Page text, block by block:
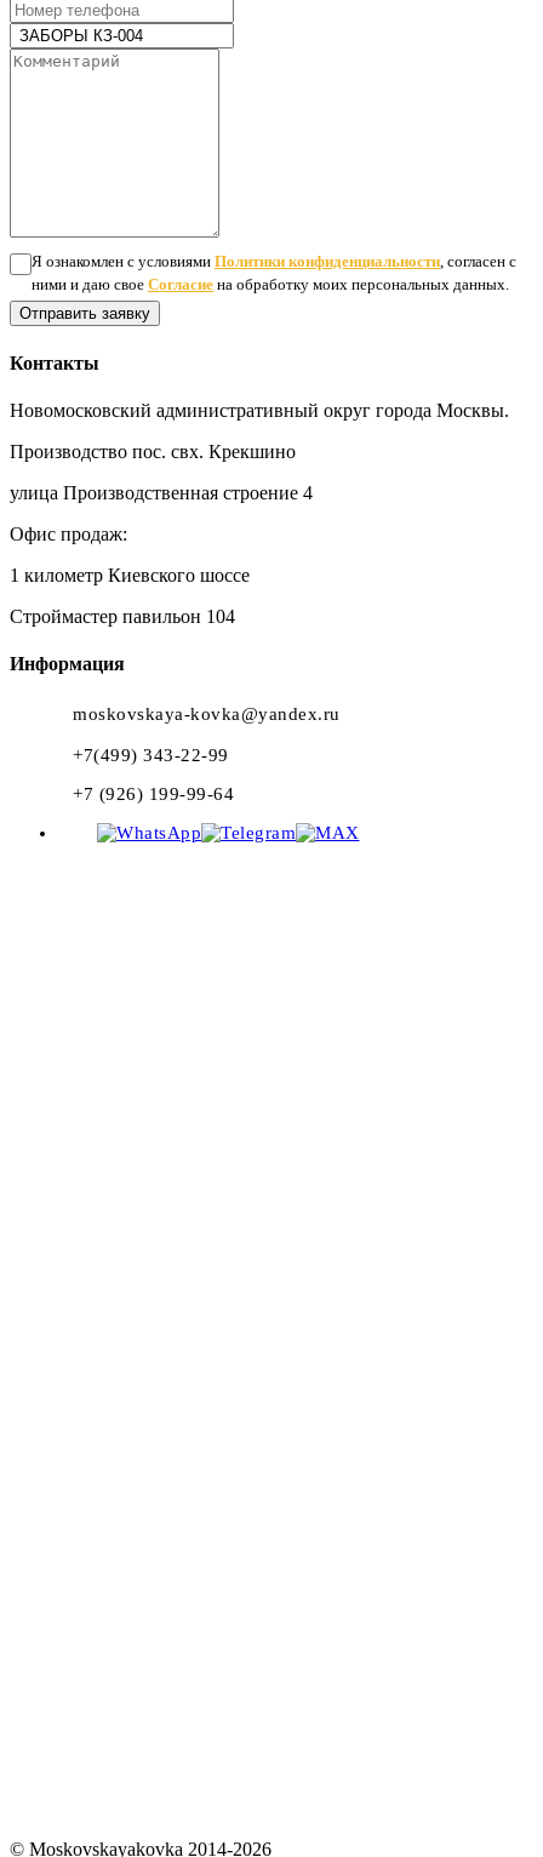
Я ознакомлен с условиями Политики конфиденциальности, согласен с
ними и даю свое Согласие на обработку моих персональных данных.
Отправить заявку
Контакты
Новомосковский административный округ города Москвы.
Производство пос. свх. Крекшино
улица Производственная строение 4
Офис продаж:
1 километр Киевского шоссе
Строймастер павильон 104
Информация
moskovskaya-kovka@yandex.ru
+7(499) 343-22-99
+7 (926) 199-99-64
© Moskovskayakovka 2014-2026